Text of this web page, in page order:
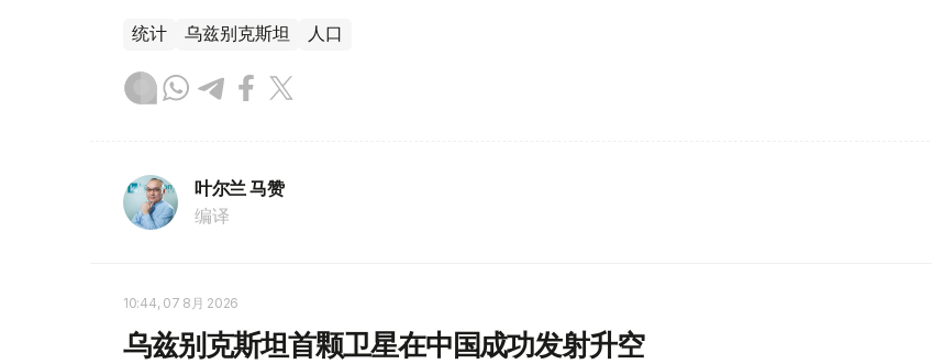
统计 乌兹别克斯坦 人口
叶尔兰 马赞
编译
10:44, 07 8月 2026
乌兹别克斯坦首颗卫星在中国成功发射升空